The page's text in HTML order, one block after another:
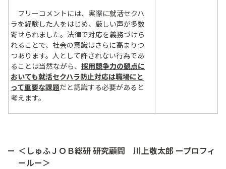
フリーコメントには、実際に就活セクハ
ラを経験した人をはじめ、厳しい声が多数
寄せられました。法律で対応を義務づけら
れることで、社会の意識はさらに高まりつ
つあります。人として許されない行為であ
ることは当然ながら、 採用競争力の観点に
おいても就活セクハラ防止対応は職場にと
って重要な課題だと認識する必要があると
考えます。
＜しゅふＪＯＢ総研 研究顧問 川上敬太郎 ープロフィ
ールー​＞